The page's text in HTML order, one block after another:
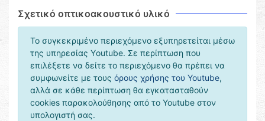
Σχετικό οπτικοακουστικό υλικό
Το συγκεκριμένο περιεχόμενο εξυπηρετείται μέσω
της υπηρεσίας Υoutube. Σε περίπτωση που
επιλέξετε να δείτε το περιεχόμενο θα πρέπει να
συμφωνείτε με τους όρους χρήσης του Youtube,
αλλά σε κάθε περίπτωση θα εγκατασταθούν
cookies παρακολούθησης από το Youtube στον
υπολογιστή σας.